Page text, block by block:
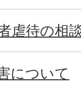
虐待の相
について